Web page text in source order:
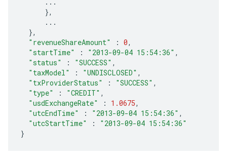
},
...
},
"revenueShareAmount"
: 0,
"startTime"
: "2013-09-04 15:54:36" ,
"status"
: "SUCCESS" ,
"taxModel"
: "UNDISCLOSED" ,
"txProviderStatus"
: "SUCCESS" ,
"type"
: "CREDIT" ,
"usdExchangeRate"
: 1.0675,
"utcEndTime"
: "2013-09-04 15:54:36" ,
"utcStartTime"
:
"2013-09-04 15:54:36"
}